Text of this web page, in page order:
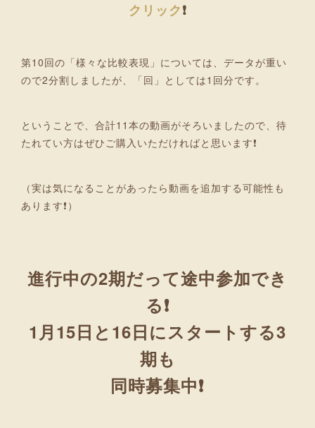
クリック❗
第10回の「様々な比較表現」については、データが重い
ので2分割しましたが、「回」としては1回分です。
ということで、合計11本の動画がそろいましたので、待
たれてい方はぜひご購入いただければと思います❗
（実は気になることがあったら動画を追加する可能性も
あります❗）
進行中の2期だって途中参加でき
る❗
1月15日と16日にスタートする3
期も
同時募集中❗